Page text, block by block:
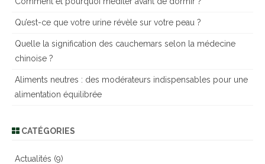
c
Qu’est-ce que votre urine révèle sur votre peau ?
Quelle la signification des cauchemars selon la médecine
chinoise ?
Aliments neutres : des modérateurs indispensables pour une
alimentation équilibrée
CATÉGORIES
Actualités (9)